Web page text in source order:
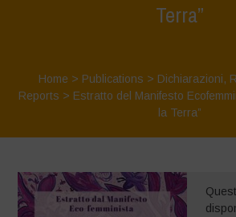
Terra”
Home > Publications > Dichiarazioni,
Reports > Estratto del Manifesto
la Terra”